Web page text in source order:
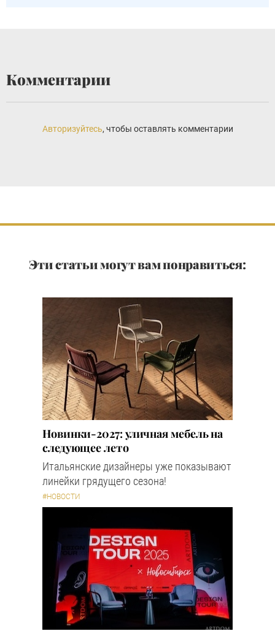
Комментарии
Авторизуйтесь, чтобы оставлять комментарии
Эти статьи могут вам понравиться:
Новинки-2027: уличная мебель на
следующее лето
Итальянские дизайнеры уже показывают
линейки грядущего сезона!
#НОВОСТИ